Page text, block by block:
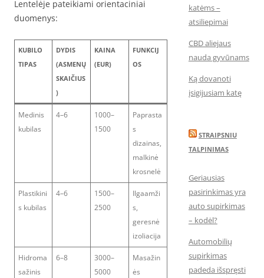
Lentelėje pateikiami orientaciniai
duomenys:
KUBILO
TIPAS
DYDIS
(ASMENŲ
SKAIČIUS
)
KAINA
(EUR)
FUNKCIJ
OS
Medinis
kubilas
4–6
1000–
1500
Paprasta
s
dizainas,
malkinė
krosnelė
Plastikini
s kubilas
4–6
1500–
2500
Ilgaamži
s,
geresnė
izoliacija
Hidroma
sažinis
6–8
3000–
5000
Masažin
ės
katėms –
atsiliepimai
CBD aliejaus
nauda gyvūnams
Ką dovanoti
įsigijusiam katę
STRAIPSNIU
TALPINIMAS
Geriausias
pasirinkimas yra
auto supirkimas
– kodėl?
Automobilių
supirkimas
padeda išspręsti